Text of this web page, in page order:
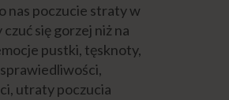
nas poczucie straty w
się gorzej niż na
pustki, tęsknoty,
utraty poczucia